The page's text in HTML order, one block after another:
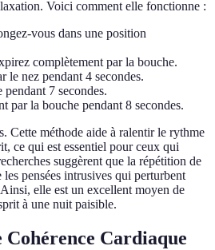
Voici comment elle fonctionne :
vous dans une position
complètement par la bouche.
le nez pendant 4 secondes.
7 secondes.
par la bouche pendant 8 secondes.
Cette méthode aide à ralentir le rythme
ce qui est essentiel pour ceux qui
suggèrent que la répétition de
pensées intrusives qui perturbent
elle est un excellent moyen de
à une nuit paisible.
Cohérence Cardiaque